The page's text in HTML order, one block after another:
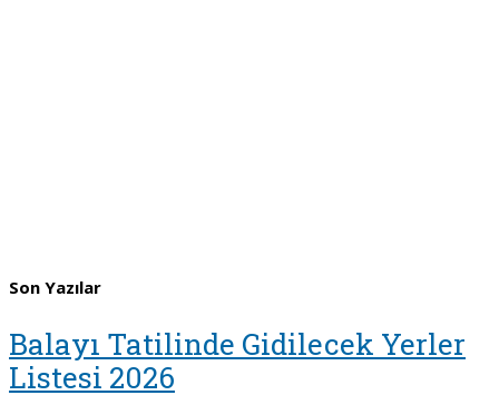
Son Yazılar
Balayı Tatilinde Gidilecek Yerler
Listesi 2026